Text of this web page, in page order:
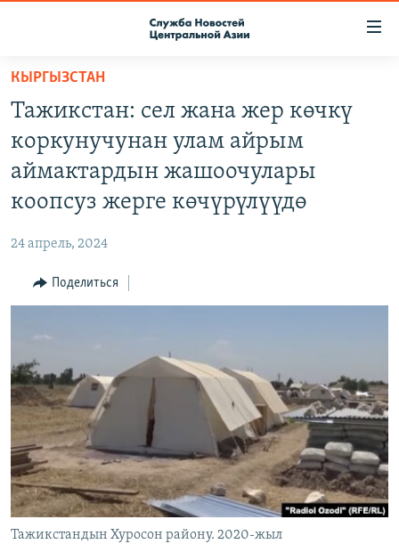
Вернуться
основному
содержанию
Вернутся
главной
Вернутся
поиску
КОНТАКТЫ
МИГРАНТ МЕДИА
КЫРГЫЗСТАН
Тажикстан: сел жана жер көчкү
коркунучунан улам айрым
аймактардын жашоочулары
коопсуз жерге көчүрүлүүдө
24 апрель, 2024
Поделиться
Тажикстандын Хуросон району. 2020-жыл